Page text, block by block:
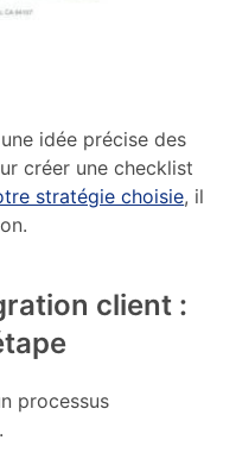
idée précise des
créer une checklist
stratégie choisie, il
client :
processus